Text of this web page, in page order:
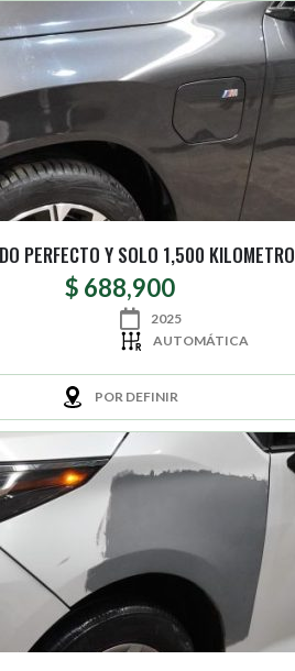
PERFECTO Y SOLO 1,500
$ 688,900
2025
AUTOMÁTICA
POR DEFINIR